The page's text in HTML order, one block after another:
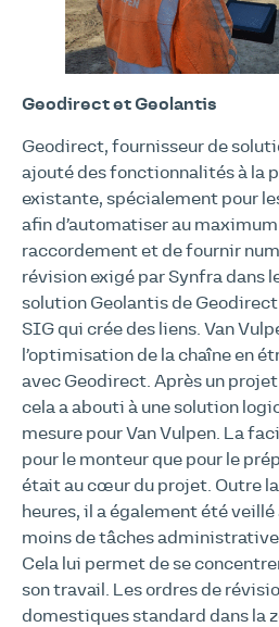
Geodirect et Geolantis
Geodirect, fournisseur de
ajouté des fonctionnalités à la
existante, spécialement pour
afin d’automatiser au
raccordement et de fournir
révision exigé par Synfra dans
solution Geolantis de
SIG qui crée des liens. Van
l’optimisation de la chaîne en
avec Geodirect. Après un
cela a abouti à une solution
mesure pour Van Vulpen. La
pour le monteur que pour le
était au cœur du projet. Outre
heures, il a également été
moins de tâches
Cela lui permet de se
son travail. Les ordres de
domestiques standard dans la